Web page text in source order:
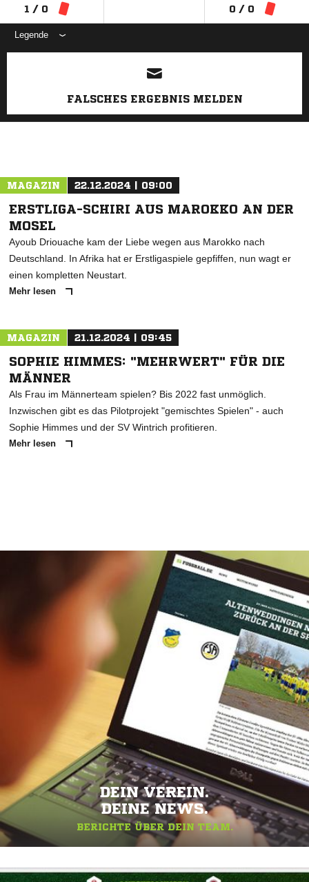
1 / 0 0 / 0
Legende
ANZEIGE
FALSCHES ERGEBNIS MELDEN
MAGAZIN 22.12.2024 | 09:00
ERSTLIGA-SCHIRI AUS MAROKKO AN DER
MOSEL
Ayoub Driouache kam der Liebe wegen aus Marokko nach
Deutschland. In Afrika hat er Erstligaspiele gepfiffen, nun wagt er
einen kompletten Neustart.
Mehr lesen
MAGAZIN 21.12.2024 | 09:45
SOPHIE HIMMES: "MEHRWERT" FÜR DIE
MÄNNER
Als Frau im Männerteam spielen? Bis 2022 fast unmöglich.
Inzwischen gibt es das Pilotprojekt "gemischtes Spielen" - auch
Sophie Himmes und der SV Wintrich profitieren.
Mehr lesen
DEIN VEREIN.
DEINE NEWS.
BERICHTE ÜBER DEIN TEAM.